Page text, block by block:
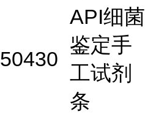
50430
API细菌
鉴定手
工试剂
条